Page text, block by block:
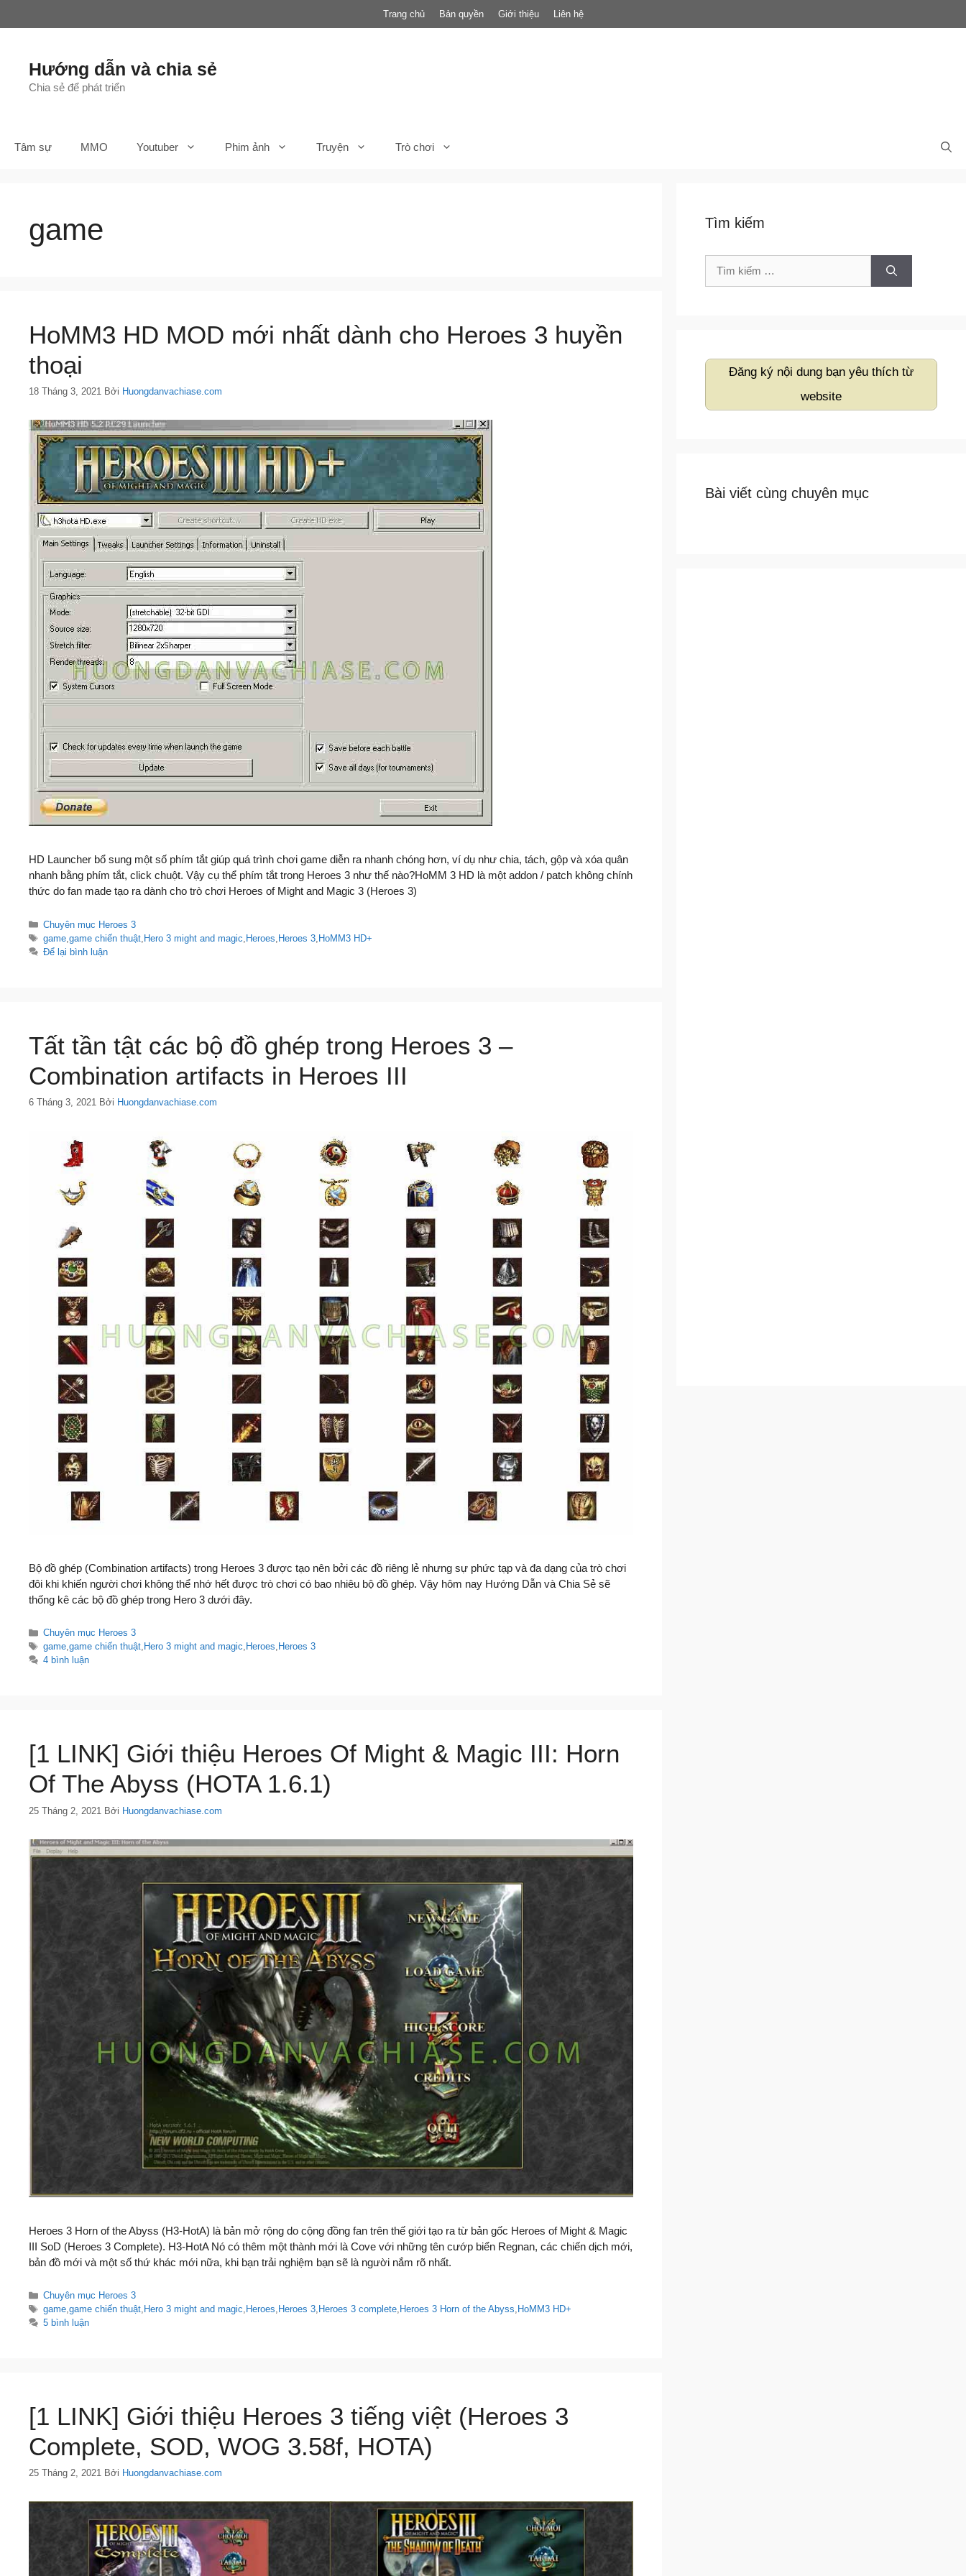
Trang chủ Bản quyền Giới thiệu Liên hệ
Hướng dẫn và chia sẻ
Chia sẻ để phát triển
Tâm sự MMO Youtuber Phim ảnh Truyện Trò chơi
game
HoMM3 HD MOD mới nhất dành cho Heroes 3 huyền
thoại
18 Tháng 3, 2021 Bởi Huongdanvachiase.com
HD Launcher bổ sung một số phím tắt giúp quá trình chơi game diễn ra nhanh chóng hơn, ví dụ như chia, tách, gộp và xóa quân
nhanh bằng phím tắt, click chuột. Vậy cụ thể phím tắt trong Heroes 3 như thế nào?HoMM 3 HD là một addon / patch không chính
thức do fan made tạo ra dành cho trò chơi Heroes of Might and Magic 3 (Heroes 3)
Danh
mục
Chuyên mục Heroes 3
Thẻ
game ,game chiến thuật Hero 3 might and magic Heroes Heroes 3 HoMM3 HD+
Để lại bình luận
Tất tần tật các bộ đồ ghép trong Heroes 3 –
Combination artifacts in Heroes III
6 Tháng 3, 2021 Bởi Huongdanvachiase.com
Bộ đồ ghép (Combination artifacts) trong Heroes 3 được tạo nên bởi các đồ riêng lẻ nhưng sự phức tạp và đa dạng của trò chơi
đôi khi khiến người chơi không thể nhớ hết được trò chơi có bao nhiêu bộ đồ ghép. Vậy hôm nay Hướng Dẫn và Chia Sẻ sẽ
thống kê các bộ đồ ghép trong Hero 3 dưới đây.
Danh
mục
Chuyên mục Heroes 3
Thẻ
game,game chiến thuật, Hero 3 might and magic, Heroes, Heroes 3
4 bình luận
[1 LINK] Giới thiệu Heroes Of Might & Magic III: Horn
Of The Abyss (HOTA 1.6.1)
25 Tháng 2, 2021 Bởi Huongdanvachiase.com
Heroes 3 Horn of the Abyss (H3-HotA) là bản mở rộng do cộng đồng fan trên thế giới tạo ra từ bản gốc Heroes of Might & Magic
III SoD (Heroes 3 Complete). H3-HotA Nó có thêm một thành mới là Cove với những tên cướp biển Regnan, các chiến dịch mới,
bản đồ mới và một số thứ khác mới nữa, khi bạn trải nghiệm bạn sẽ là người nắm rõ nhất.
Danh
mục
Chuyên mục Heroes 3
Thẻ
game,game chiến thuật, Hero 3 might and magic, Heroes, Heroes 3, Heroes 3 complete, Heroes 3 Horn of the Abyss, HoMM3 HD+
5 bình luận
[1 LINK] Giới thiệu Heroes 3 tiếng việt (Heroes 3
Complete, SOD, WOG 3.58f, HOTA)
25 Tháng 2, 2021 Bởi Huongdanvachiase.com
Tìm kiếm
Tìm
Đăng ký nội dung bạn yêu thích từ
website
Bài viết cùng chuyên mục